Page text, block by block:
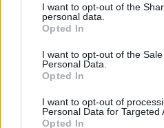
not limited to your visit or usage
grant or deny consent to
use your data for below
consent section.
I want to opt-out of the
personal data.
Opted In
I want to opt-out of the
Personal Data.
Opted In
I want to opt-out of
Personal Data for Targeted
Opted In